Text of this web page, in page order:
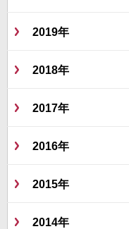
2019年
2018年
2017年
2016年
2015年
2014年